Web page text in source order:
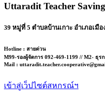
Uttaradit Teacher
39 หมู่ที่ 5 ตำบลบ้านเกาะ อำเภอเมื
Hotline : สายด่วน
M99-รองผู้จัดการ 092-469-1199 // M2- ธุร
Mail :
เข้าสู่เว็ปไซต์สหกรณ์ฯ